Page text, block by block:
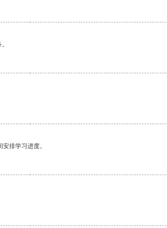
排学习进度。